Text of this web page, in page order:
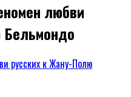
любви